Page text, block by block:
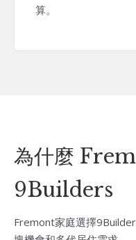
算。
為什麼
9Builders
Fremont家庭選擇